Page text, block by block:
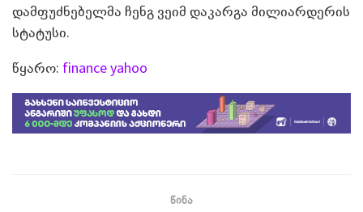
დამფუძნებელმა ჩენგ ვეიმ დაკარგა მილიარდერის
სტატუსი.
წყარო: finance yahoo
წინა